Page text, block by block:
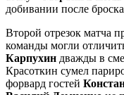
добивании после броска
Второй отрезок матча
команды могли
Карпухин дважды в
Красоткин сумел
форвард гостей